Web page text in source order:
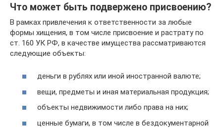
Что может быть подвержено присвоению?
В рамках привлечения к ответственности за любые
формы хищения, в том числе присвоение и растрату по
ст. 160 УК РФ, в качестве имущества рассматриваются
следующие объекты:
деньги в рублях или иной иностранной валюте;
вещи, предметы и иная материальная продукция;
объекты недвижимости либо права на них;
ценные бумаги, в том числе в бездокументарной